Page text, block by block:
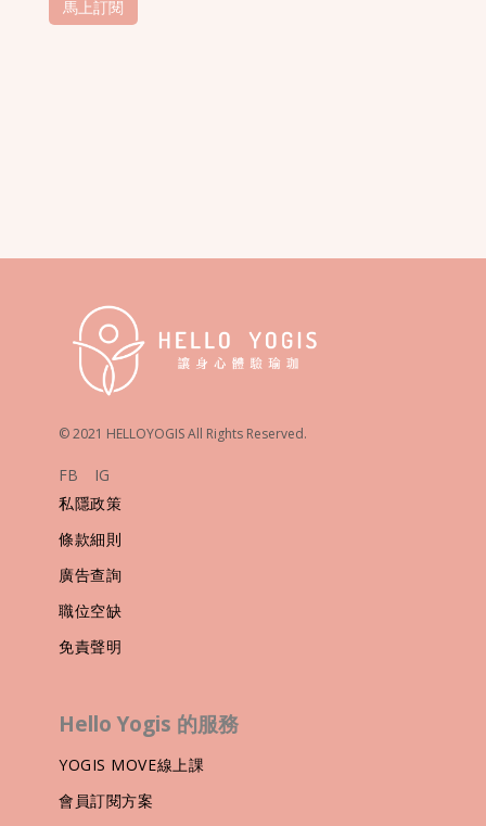
© 2021 HELLOYOGIS All Rights Reserved.
FB
IG
私隱政策
條款細則
廣告查詢
職位空缺
免責聲明
Hello Yogis 的服務
YOGIS MOVE線上課
會員訂閱方案